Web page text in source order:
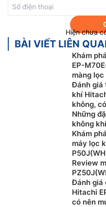
bụi lớn như tóc rụng,
Với chất liệu bằng
thọ cực cao và có thể
lần.
Màng lọc HEPA: Bộ
này có thể giữ lại
mịn có kích thước
loại màng lọc này
triển của các chất
Màng lọc khử mùi:
trong không khí như:
rác thải, mùi lông thú
được loại bỏ hoàn
và nó có tuổi thọ cao
Bù ẩm hiệu quả
Hiện chưa
BÀI VIẾT LIÊN
Khám
EP-
màng lọc
Đánh giá
khí
không,
Những
không
Khám
máy lọc
Review
Đánh giá
Hitachi
có nên